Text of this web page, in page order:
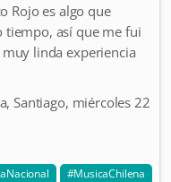
Rojo es algo que
tiempo, así que me fui
linda experiencia
Santiago, miércoles 22
MusicaChilena